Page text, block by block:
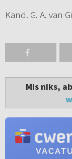
Kand. G. A. van
Mis niks,